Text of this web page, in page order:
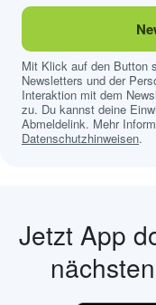
Mit Klick auf den Button
Newsletters und der
Interaktion mit dem
zu. Du kannst deine
Abmeldelink. Mehr
Datenschutzhinweisen.
Jetzt App
nächsten